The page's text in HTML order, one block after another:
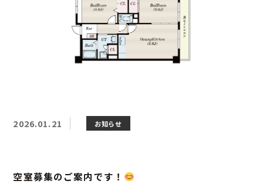
2026.01.21 お知らせ
空室募集のご案内です！